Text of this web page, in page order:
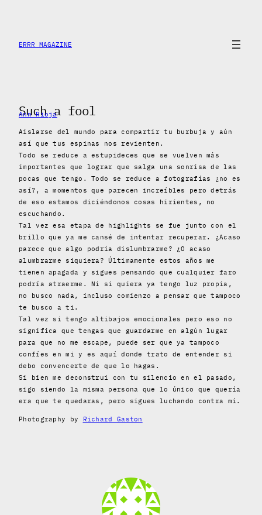
content
ERRR MAGAZINE
Such a fool
Ann Rioja
Aislarse del mundo para compartir tu burbuja y aún
así que tus espinas nos revienten.
Todo se reduce a estupideces que se vuelven más
importantes que lograr que salga una sonrisa de las
pocas que tengo. Todo se reduce a fotografías ¿no es
así?, a momentos que parecen increíbles pero detrás
de eso estamos diciéndonos cosas hirientes, no
escuchando.
Tal vez esa etapa de highlights se fue junto con el
brillo que ya me cansé de intentar recuperar. ¿Acaso
parece que algo podría dislumbrarme? ¿O acaso
alumbrarme siquiera? Últimamente estos años me
tienen apagada y sigues pensando que cualquier faro
podría atraerme. Ni si quiera ya tengo luz propia,
no busco nada, incluso comienzo a pensar que tampoco
te busco a ti.
Tal vez si tengo altibajos emocionales pero eso no
significa que tengas que guardarme en algún lugar
para que no me escape, puede ser que ya tampoco
confíes en mi y es aquí donde trato de entender si
debo convencerte de que lo hagas.
Si bien me deconstrui con tu silencio en el pasado,
sigo siendo la misma persona que lo único que quería
era que te quedaras, pero sigues luchando contra mí.
Photography by Richard Gaston